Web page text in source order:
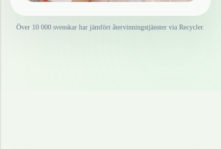
Över 10 000 svenskar har jämfört återvinningstjänster via Recycler.